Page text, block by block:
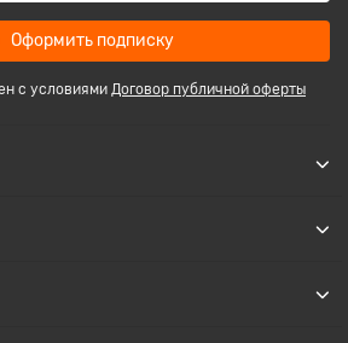
Оформить подписку
с условиями Договор публичной оферты